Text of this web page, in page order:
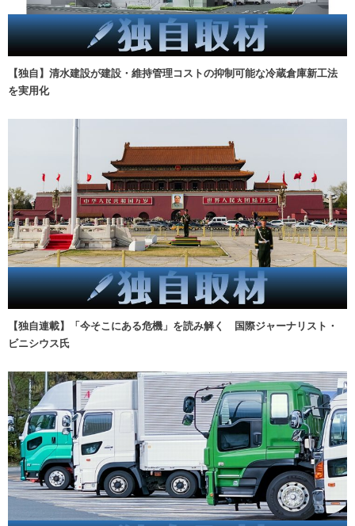
【独自】清水建設が建設・維持管理コストの抑制可能な冷蔵倉庫新工法
を実用化
【独自連載】「今そこにある危機」を読み解く 国際ジャーナリスト・
ビニシウス氏